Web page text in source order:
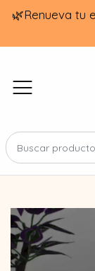
🌿Renueva tu